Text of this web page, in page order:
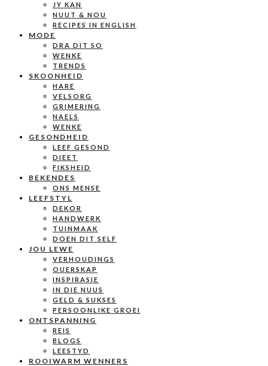
JY KAN
NUUT & NOU
RECIPES IN ENGLISH
MODE
DRA DIT SO
WENKE
TRENDS
SKOONHEID
HARE
VELSORG
GRIMERING
NAELS
WENKE
GESONDHEID
LEEF GESOND
DIEET
FIKSHEID
BEKENDES
ONS MENSE
LEEFSTYL
DEKOR
HANDWERK
TUINMAAK
DOEN DIT SELF
JOU LEWE
VERHOUDINGS
OUERSKAP
INSPIRASIE
IN DIE NUUS
GELD & SUKSES
PERSOONLIKE GROEI
ONTSPANNING
REIS
BLOGS
LEESTYD
ROOIWARM WENNERS